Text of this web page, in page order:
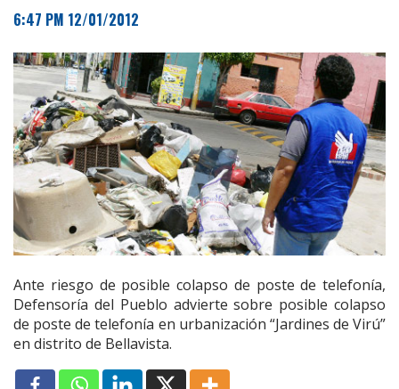
6:47 PM 12/01/2012
Ante riesgo de posible colapso de poste de telefonía,
Defensoría del Pueblo advierte sobre posible colapso
de poste de telefonía en urbanización “Jardines de Virú”
en distrito de Bellavista.